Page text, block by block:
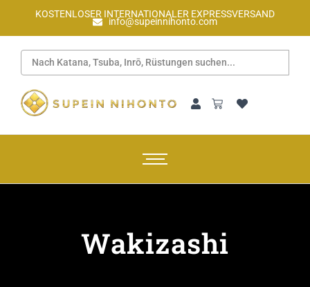
KOSTENLOSER INTERNATIONALER EXPRESSVERSAND
info@supeinnihonto.com
Wakizashi